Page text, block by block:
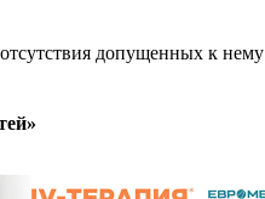
допущенных к нему